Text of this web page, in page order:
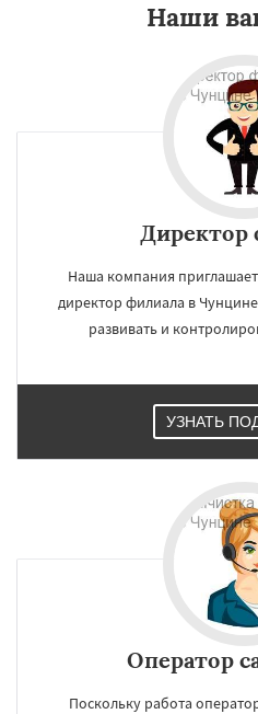
Наши
Директор
Наша компания
директор филиала в
развивать и
УЗНАТЬ
Оператор
Поскольку работа